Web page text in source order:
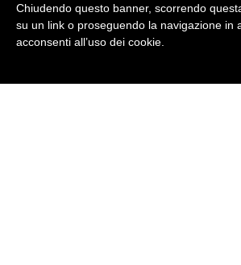
i
Chiudendo questo banner, scorrendo
su un link o proseguendo la navigazione in
acconsenti all’uso dei cookie.